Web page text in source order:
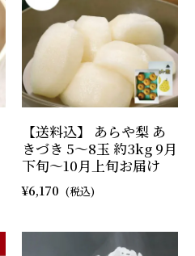
【送料込】 あらや梨 あ
きづき 5～8玉 約3kg 9月
下旬～10月上旬お届け
6,170